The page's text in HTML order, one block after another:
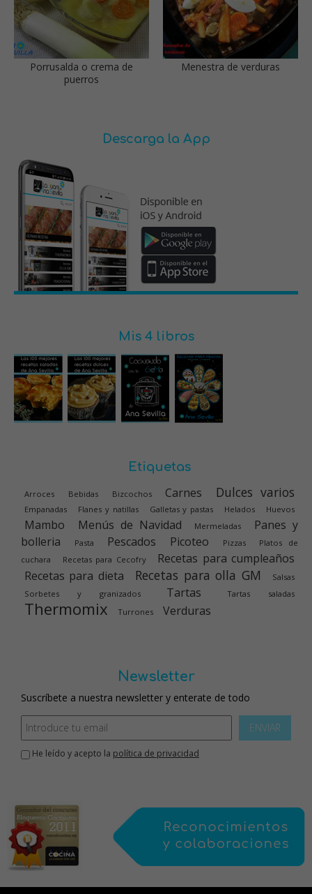
Porrusalda o crema de
puerros
Menestra de verduras
Descarga la App
Mis 4 libros
Etiquetas
Arroces Bebidas Bizcochos Carnes Dulces varios
Empanadas Flanes y natillas Galletas y pastas Helados Huevos
Mambo Menús de Navidad Mermeladas
Panes y
bolleria
Pasta Pescados Picoteo Pizzas
Platos de
cuchara
Recetas para Cecofry
Recetas para cumpleaños
Recetas para dieta
Recetas para olla GM
Salsas
Sorbetes y granizados
Tartas Tartas saladas
Thermomix Turrones Verduras
Newsletter
Suscríbete a nuestra newsletter y enterate de todo
ENVIAR
He leído y acepto la política de privacidad